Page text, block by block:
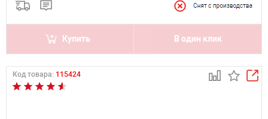
Купить В один клик
Код товара: 115424